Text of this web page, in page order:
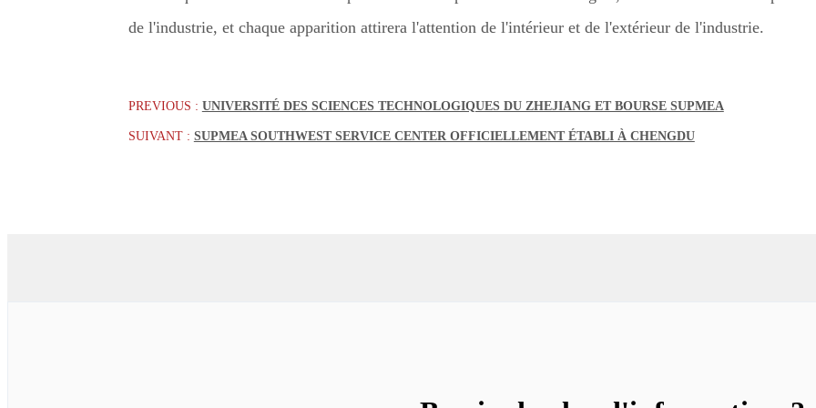
de l'industrie, et chaque apparition attirera l'attention de l'intérieur et de l'extérieur de l'industrie.
PREVIOUS : UNIVERSITÉ DES SCIENCES TECHNOLOGIQUES DU ZHEJIANG ET BOURSE SUPMEA
SUIVANT : SUPMEA SOUTHWEST SERVICE CENTER OFFICIELLEMENT ÉTABLI À CHENGDU